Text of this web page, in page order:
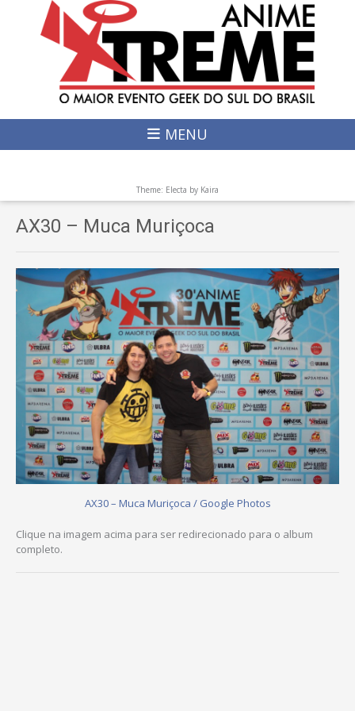
MENU
Theme: Electa by Kaira
AX30 – Muca Muriçoca
AX30 – Muca Muriçoca / Google Photos
Clique na imagem acima para ser redirecionado para o album
completo.